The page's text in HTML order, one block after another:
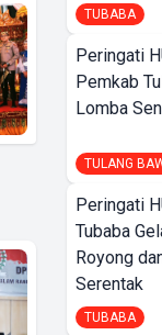
TUBABA
Peringati
Pemkab
Lomba
TULANG
Peringati
Tubaba
Royong
Serentak
TUBABA